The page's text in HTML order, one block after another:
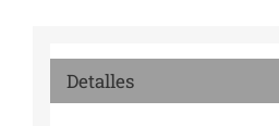
Detalles